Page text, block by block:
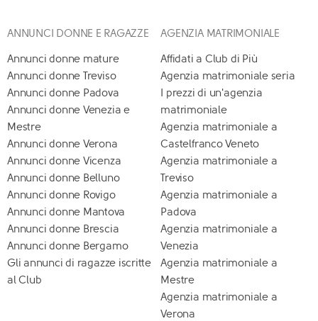
ANNUNCI DONNE E RAGAZZE
Annunci donne mature
Annunci donne Treviso
Annunci donne Padova
Annunci donne Venezia e
Mestre
Annunci donne Verona
Annunci donne Vicenza
Annunci donne Belluno
Annunci donne Rovigo
Annunci donne Mantova
Annunci donne Brescia
Annunci donne Bergamo
Gli annunci di ragazze iscritte
al Club
AGENZIA MATRIMONIALE
Affidati a Club di Più
Agenzia matrimoniale seria
I prezzi di un'agenzia
matrimoniale
Agenzia matrimoniale a
Castelfranco Veneto
Agenzia matrimoniale a
Treviso
Agenzia matrimoniale a
Padova
Agenzia matrimoniale a
Venezia
Agenzia matrimoniale a
Mestre
Agenzia matrimoniale a
Verona